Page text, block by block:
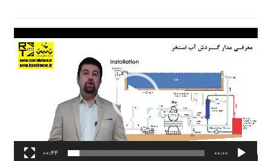
دعوت برای پروژه، تدریس و سخنرانی
نمایشگر
ویدیو
00:00
00:44